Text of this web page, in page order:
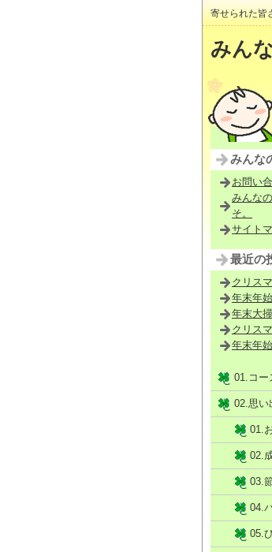
寄せられた皆
みん
みんな
お問い
みんな
そ。
サイト
最近の
クリス
年末年
年末大
クリス
年末年
01.コー
02.思い
01.
02.
03.
04.
05.